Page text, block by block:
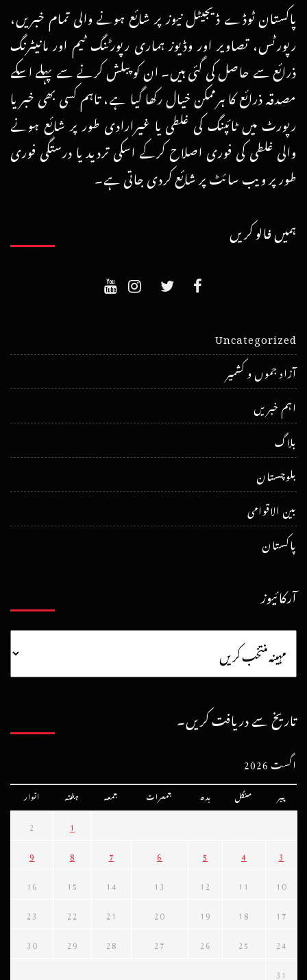
پاکستان ٹوڈے ڈیجیٹل نیوز پر شائع ہونے والی تمام خبریں،
رپورٹس، تصاویر اور وڈیوز ہماری رپورٹنگ ٹیم اور مانیٹرنگ
ذرائع سے حاصل کی گئی ہیں۔ ان کو پبلش کرنے سے پہلے اسکے
مصدقہ ذرائع کا ہرممکن خیال رکھا گیا ہے، تاہم کسی بھی خبر یا
رپورٹ میں ٹائپنگ کی غلطی یا غیرارادی طور پر شائع ہونے
والی غلطی کی فوری اصلاح کرکے اسکی تردید یا درستگی فوری
طور پر ویب سائٹ پر شائع کردی جاتی ہے۔
ہمیں فالو کریں
Uncategorized
آزاد جموں و کشمیر
اہم خبریں
بلاگ
بلوچستان
بین الاقوامی
پاکستان
آرکائیوز
تاریخ سے دریافت کریں۔
اگست 2026
پیر منگل بدھ جمعرات جمعہ ہفتہ اتوار
1
2
3
4
5
6
7
8
9
10
11
12
13
14
15
16
17
18
19
20
21
22
23
24
25
26
27
28
29
30
31